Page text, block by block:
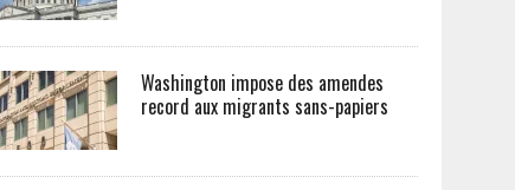
Washington impose des amendes
record aux migrants sans-papiers